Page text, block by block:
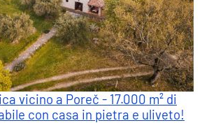
vicino a Poreč - 17.000 m² di
con casa in pietra e uliveto!